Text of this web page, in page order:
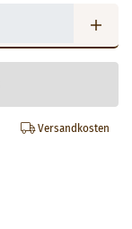
Versandkosten